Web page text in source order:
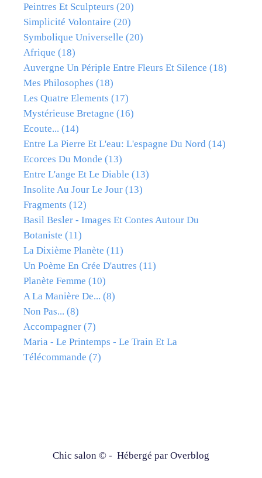
Peintres Et Sculpteurs (20)
Simplicité Volontaire (20)
Symbolique Universelle (20)
Afrique (18)
Auvergne Un Périple Entre Fleurs Et Silence (18)
Mes Philosophes (18)
Les Quatre Elements (17)
Mystérieuse Bretagne (16)
Ecoute... (14)
Entre La Pierre Et L'eau: L'espagne Du Nord (14)
Ecorces Du Monde (13)
Entre L'ange Et Le Diable (13)
Insolite Au Jour Le Jour (13)
Fragments (12)
Basil Besler - Images Et Contes Autour Du
Botaniste (11)
La Dixième Planète (11)
Un Poème En Crée D'autres (11)
Planète Femme (10)
A La Manière De... (8)
Non Pas... (8)
Accompagner (7)
Maria - Le Printemps - Le Train Et La
Télécommande (7)
Chic salon © - Hébergé par Overblog